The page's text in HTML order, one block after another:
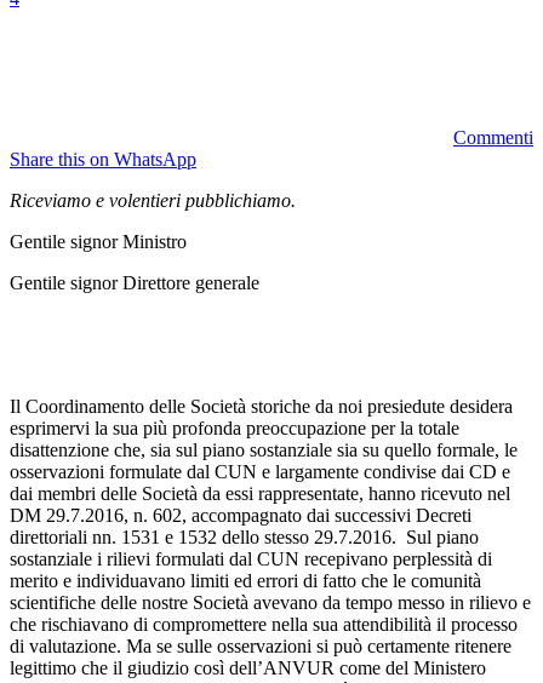
Commenti
Share this on WhatsApp
Riceviamo e volentieri pubblichiamo.
Gentile signor Ministro
Gentile signor Direttore generale
Il Coordinamento delle Società storiche da noi presiedute desidera
esprimervi la sua più profonda preoccupazione per la totale
disattenzione che, sia sul piano sostanziale sia su quello formale, le
osservazioni formulate dal CUN e largamente condivise dai CD e
dai membri delle Società da essi rappresentate, hanno ricevuto nel
DM 29.7.2016, n. 602, accompagnato dai successivi Decreti
direttoriali nn. 1531 e 1532 dello stesso 29.7.2016. Sul piano
sostanziale i rilievi formulati dal CUN recepivano perplessità di
merito e individuavano limiti ed errori di fatto che le comunità
scientifiche delle nostre Società avevano da tempo messo in rilievo e
che rischiavano di compromettere nella sua attendibilità il processo
di valutazione. Ma se sulle osservazioni si può certamente ritenere
legittimo che il giudizio così dell’ANVUR come del Ministero